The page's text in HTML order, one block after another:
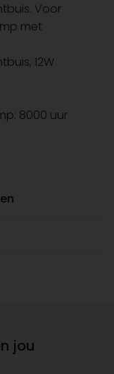
Voor
met
12W
8000 uur
jou